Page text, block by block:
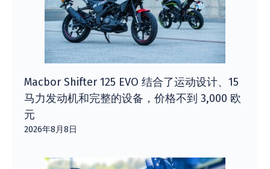
Macbor Shifter 125 EVO 结合了运动设计、15
马力发动机和完整的设备，价格不到 3,000 欧
元
2026年8月8日